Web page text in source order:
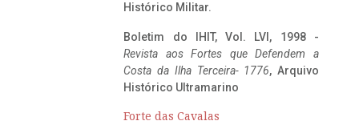
Histórico Militar.
Boletim do IHIT, Vol. LVI, 1998 -
Revista aos Fortes que Defendem a
Costa da Ilha Terceira- 1776, Arquivo
Histórico Ultramarino
Forte das Cavalas